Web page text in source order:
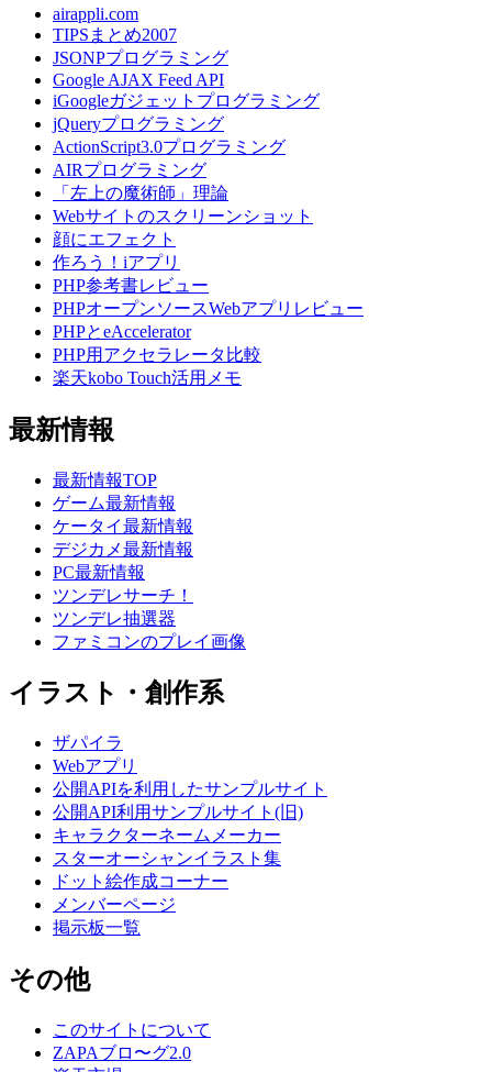
airappli.com
TIPSまとめ2007
JSONPプログラミング
Google AJAX Feed API
iGoogleガジェットプログラミング
jQueryプログラミング
ActionScript3.0プログラミング
AIRプログラミング
「左上の魔術師」理論
Webサイトのスクリーンショット
顔にエフェクト
作ろう！iアプリ
PHP参考書レビュー
PHPオープンソースWebアプリレビュー
PHPとeAccelerator
PHP用アクセラレータ比較
楽天kobo Touch活用メモ
最新情報
最新情報TOP
ゲーム最新情報
ケータイ最新情報
デジカメ最新情報
PC最新情報
ツンデレサーチ！
ツンデレ抽選器
ファミコンのプレイ画像
イラスト・創作系
ザパイラ
Webアプリ
公開APIを利用したサンプルサイト
公開API利用サンプルサイト(旧)
キャラクターネームメーカー
スターオーシャンイラスト集
ドット絵作成コーナー
メンバーページ
掲示板一覧
その他
このサイトについて
ZAPAブロ〜グ2.0